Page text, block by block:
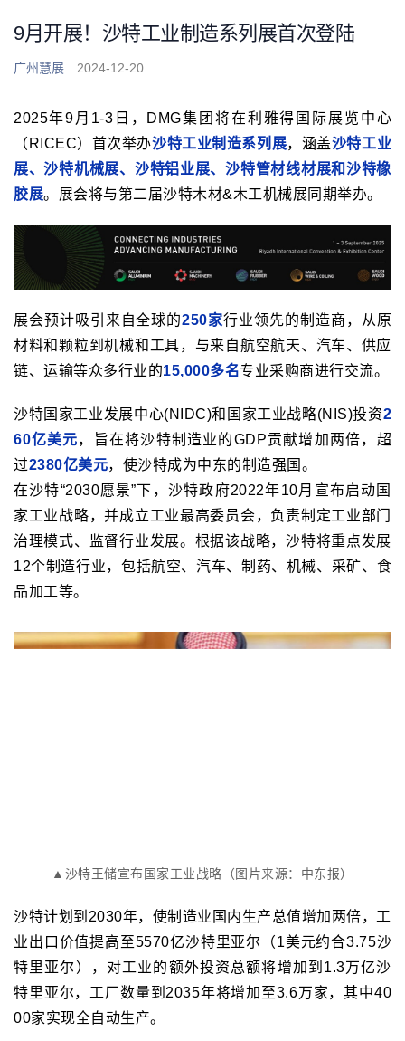
9月开展！沙特工业制造系列展首次登陆
广州慧展 2024-12-20
2025年9月1-3日，DMG集团将在利雅得国际展览中心
（RICEC）首次举办沙特工业制造系列展，涵盖沙特工业
展、沙特机械展、沙特铝业展、沙特管材线材展和沙特橡
胶展。展会将与第二届沙特木材&木工机械展同期举办。
展会预计吸引来自全球的250家行业领先的制造商，从原
材料和颗粒到机械和工具，与来自航空航天、汽车、供应
链、运输等众多行业的15,000多名专业采购商进行交流。
沙特国家工业发展中心(NIDC)和国家工业战略(NIS)投资2
60亿美元，旨在将沙特制造业的GDP贡献增加两倍，超
过2380亿美元，使沙特成为中东的制造强国。
在沙特“2030愿景”下，沙特政府2022年10月宣布启动国
家工业战略，并成立工业最高委员会，负责制定工业部门
治理模式、监督行业发展。根据该战略，沙特将重点发展
12个制造行业，包括航空、汽车、制药、机械、采矿、食
品加工等。
▲沙特王储宣布国家工业战略（图片来源：中东报）
沙特计划到2030年，使制造业国内生产总值增加两倍，工
业出口价值提高至5570亿沙特里亚尔（1美元约合3.75沙
特里亚尔），对工业的额外投资总额将增加到1.3万亿沙
特里亚尔，工厂数量到2035年将增加至3.6万家，其中40
00家实现全自动生产。